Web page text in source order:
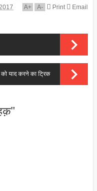
A+ A- Print Email
याद करने का ट्रिक